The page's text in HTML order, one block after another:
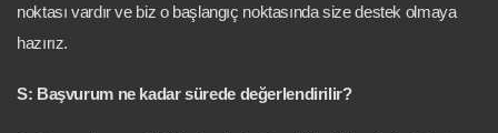
noktası vardır ve biz o başlangıç noktasında size destek olmaya
hazırız.
S: Başvurum ne kadar sürede değerlendirilir?